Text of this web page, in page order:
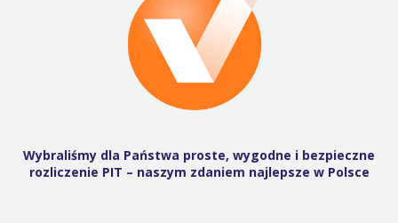
Wybraliśmy dla Państwa proste, wygodne i bezpieczne
rozliczenie PIT – naszym zdaniem najlepsze w Polsce